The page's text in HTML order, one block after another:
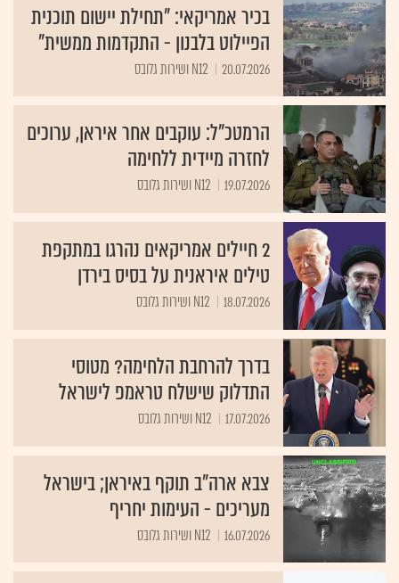
בכיר אמריקאי: "תחילת יישום תוכנית
הפיילוט בלבנון - התקדמות ממשית"
20.07.2026 N12 ושירות גלובס
הרמטכ"ל: עוקבים אחר איראן, ערוכים
לחזרה מיידית ללחימה
19.07.2026 N12 ושירות גלובס
2 חיילים אמריקאים נהרגו במתקפת
טילים איראנית על בסיס בירדן
18.07.2026 N12 ושירות גלובס
בדרך להרחבת הלחימה? מטוסי
התדלוק שישלח טראמפ לישראל
17.07.2026 N12 ושירות גלובס
צבא ארה"ב תוקף באיראן; בישראל
מעריכים - העימות יחריף
16.07.2026 N12 ושירות גלובס